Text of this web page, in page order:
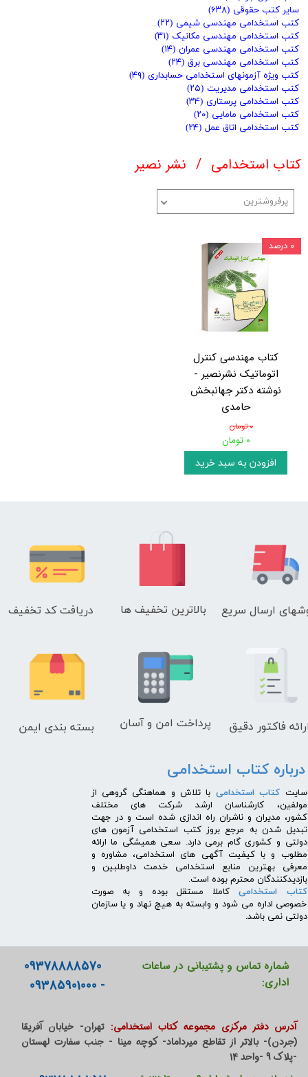
کتاب استخدامی نشر نصیر
پرفروشترین
کتاب مهندسی کنترل
اتوماتیک نشرنصیر -
نوشته دکتر جهانبخش
حامدی
۰ تومان
۰ تومان
افزودن به سبد خرید
۰ درصد
سایر کتب حقوقی (۶۳۸)
کتب استخدامی مهندسی شیمی (۲۲)
کتب استخدامی مهندسی مکانیک (۳۱)
کتب استخدامی مهندسی عمران (۱۴)
کتب استخدامی مهندسی برق (۲۴)
کتب ویژه آزمونهای استخدامی حسابداری (۴۹)
کتب استخدامی مدیریت (۲۵)
کتب استخدامی پرستاری (۳۴)
کتب استخدامی مامایی (۲۰)
کتب استخدامی اتاق عمل (۲۴)
ارسال سریع دریافت کد تخفیف بالاترین تخفیف ها
بسته بندی ایمن فاکتور دقیق پرداخت امن و آسان
درباره کتاب استخدامی
​سایت کتاب استخدامی با تلاش و هماهنگی گروهی از
مولفین، کارشناسان ارشد شرکت های مختلف
کشور، مدیران و ناشران راه اندازی شده است و در جهت
تبدیل شدن به مرجع بروز کتب استخدامی آزمون های
دولتی و کشوری گام برمی دارد. سعی همیشگی ما ارائه
مطلوب و با کیفیت آگهی های استخدامی، مشاوره و
معرفی بهترین منابع استخدامی خدمت داوطلبین و
بازدیدکنندگان محترم بوده است.
کتاب استخدامیکاملا مستقل بوده و به صورت
خصوصی اداره می شود و وابسته به هیچ نهاد و یا سازمان
دولتی نمی باشد.
شماره تماس و پشتیبانی در ساعات
اداری:
09378888570
- 09385901000
آدرس دفتر مرکزی مجموعه کتاب استخدامی: تهران- خیابان آفریقا
(جردن)- بالاتر از تقاطع میرداماد- کوچه مینا - جنب سفارت لهستان
-پلاک 9 -واحد 14